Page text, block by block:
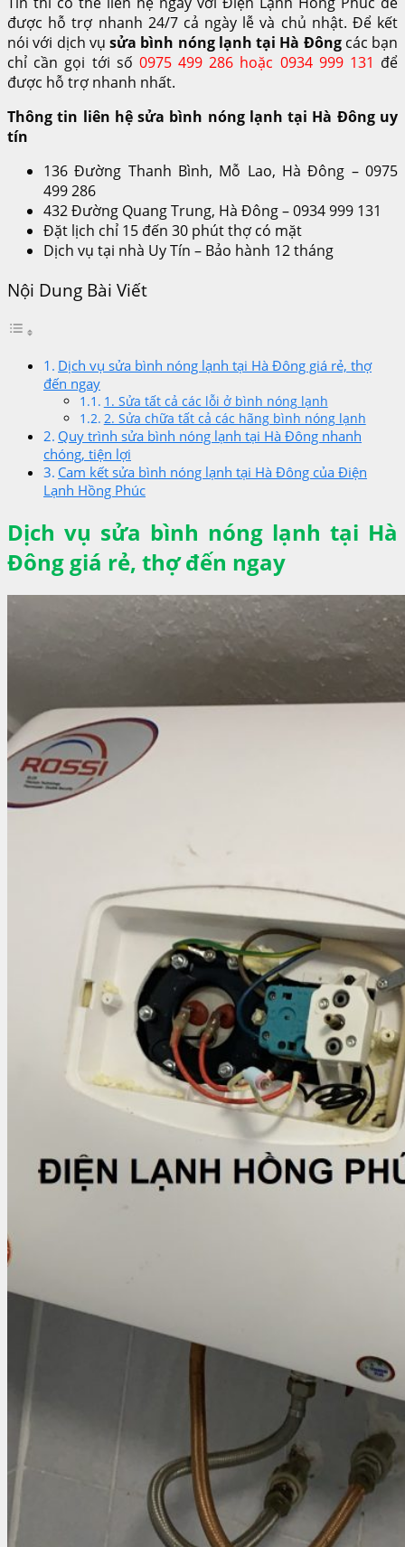
được hỗ trợ nhanh 24/7 cả ngày lễ và chủ nhật. Để kết
nói với dịch vụ sửa bình nóng lạnh tại Hà Đôngcác bạn
chỉ cần gọi tới số 0975 499 286 hoặc 0934 999 131 để
được hỗ trợ nhanh nhất.
Thông tin liên hệ sửa bình nóng lạnh tại Hà Đông uy
tín
136 Đường Thanh Bình, Mỗ Lao, Hà Đông – 0975
499 286
432 Đường Quang Trung, Hà Đông – 0934 999 131
Đặt lịch chỉ 15 đến 30 phút thợ có mặt
Dịch vụ tại nhà Uy Tín – Bảo hành 12 tháng
Nội Dung Bài Viết
Dịch vụ sửa bình nóng lạnh tại Hà Đông giá rẻ, thợ
đến ngay
1. Sửa tất cả các lỗi ở bình nóng lạnh
2. Sửa chữa tất cả các hãng bình nóng lạnh
Quy trình sửa bình nóng lạnh tại Hà Đông nhanh
chóng, tiện lợi
Cam kết sửa bình nóng lạnh tại Hà Đông của Điện
Lạnh Hồng Phúc
Dịch vụ sửa bình nóng lạnh tại Hà
Đông giá rẻ, thợ đến ngay